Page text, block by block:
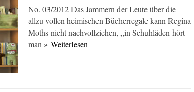
No. 03/2012 Das Jammern der Leute über die
allzu vollen heimischen Bücherregale kann Regina
Moths nicht nachvollziehen, „in Schuhläden hört
man » Weiterlesen